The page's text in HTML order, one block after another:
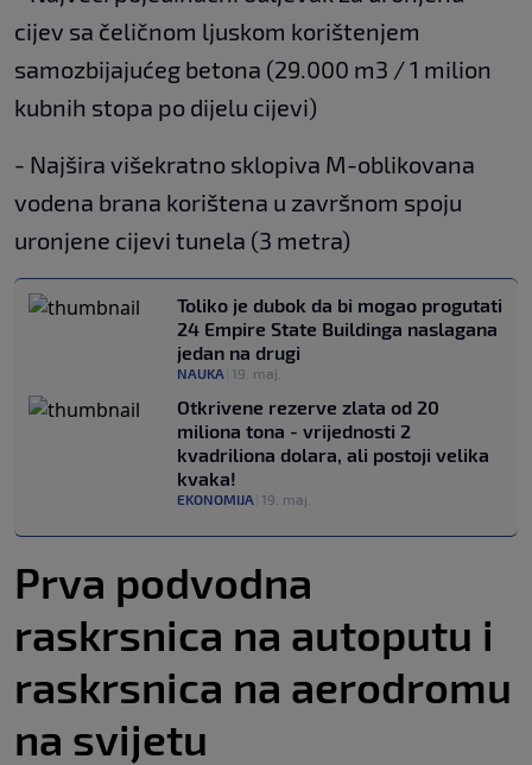
cijev sa čeličnom ljuskom korištenjem
samozbijajućeg betona (29.000 m3 / 1 milion
kubnih stopa po dijelu cijevi)
- Najšira višekratno sklopiva M-oblikovana
vodena brana korištena u završnom spoju
uronjene cijevi tunela (3 metra)
Toliko je dubok da bi mogao progutati
24 Empire State Buildinga naslagana
jedan na drugi
NAUKA 19. maj.
Otkrivene rezerve zlata od 20
miliona tona - vrijednosti 2
kvadriliona dolara, ali postoji velika
kvaka!
EKONOMIJA 19. maj.
Prva podvodna
raskrsnica na autoputu i
raskrsnica na aerodromu
na svijetu